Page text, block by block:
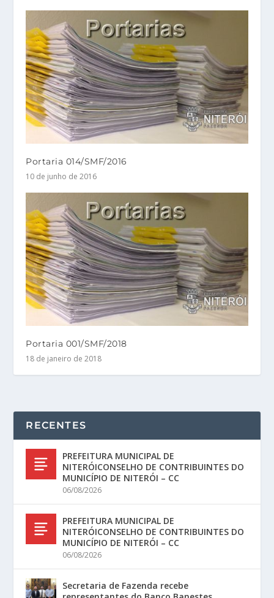
Portaria 014/SMF/2016
10 de junho de 2016
Portaria 001/SMF/2018
18 de janeiro de 2018
RECENTES
PREFEITURA MUNICIPAL DE
NITERÓICONSELHO DE CONTRIBUINTES DO
MUNICÍPIO DE NITERÓI – CC
06/08/2026
PREFEITURA MUNICIPAL DE
NITERÓICONSELHO DE CONTRIBUINTES DO
MUNICÍPIO DE NITERÓI – CC
06/08/2026
Secretaria de Fazenda recebe